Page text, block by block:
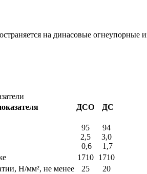
на динасовые огнеупорные
ДСО
ДС
95
2,5
0,6
94
3,0
1,7
1710 1710
Н/мм², не менее
25
20